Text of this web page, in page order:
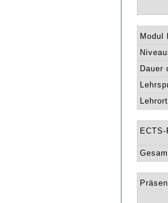
Modul
Dauer